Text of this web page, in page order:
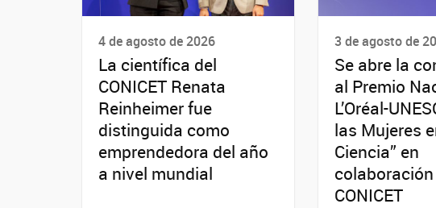
4 de agosto de 2026
La científica del
CONICET Renata
Reinheimer fue
distinguida como
emprendedora del año
a nivel mundial
3 de agosto de
Se abre la
al Premio
L’Oréal-
las Mujeres
Ciencia” en
CONICET